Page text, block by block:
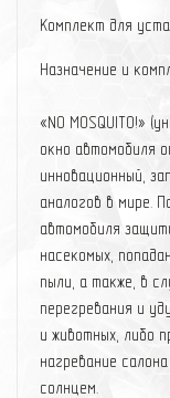
Комплект для
Назначение и
«NO MOSQUITO!»
окно автомобиля
инновационный,
аналогов в мире.
автомобиля
насекомых,
пыли, а также, в
перегревания и
и животных, либо
нагревание
солнцем.